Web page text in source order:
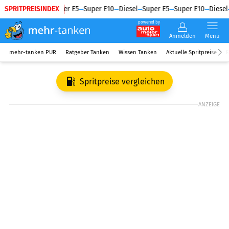
SPRITPREISINDEX
Diesel Super E5 Super E10 Diesel Super E5 Super E10 Diesel
powered by
Anmelden Menü
mehr-tanken PUR Ratgeber Tanken Wissen Tanken Aktuelle Spritpreise
Spritpreise vergleichen
ANZEIGE